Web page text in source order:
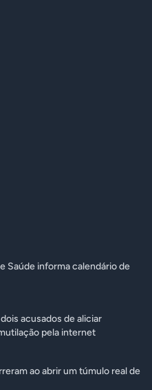
Saúde informa calendário de
acusados de aliciar
pela internet
ao abrir um túmulo real de